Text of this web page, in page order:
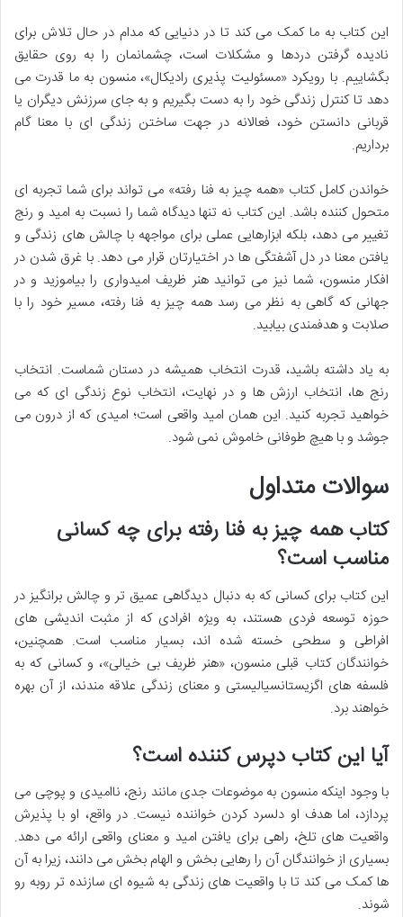
این کتاب به ما کمک می کند تا در دنیایی که مدام در حال تلاش برای
نادیده گرفتن دردها و مشکلات است، چشمانمان را به روی حقایق
بگشاییم. با رویکرد «مسئولیت پذیری رادیکال»، منسون به ما قدرت می
دهد تا کنترل زندگی خود را به دست بگیریم و به جای سرزنش دیگران یا
قربانی دانستن خود، فعالانه در جهت ساختن زندگی ای با معنا گام
برداریم.
خواندن کامل کتاب «همه چیز به فنا رفته» می تواند برای شما تجربه ای
متحول کننده باشد. این کتاب نه تنها دیدگاه شما را نسبت به امید و رنج
تغییر می دهد، بلکه ابزارهایی عملی برای مواجهه با چالش های زندگی و
یافتن معنا در دل آشفتگی ها در اختیارتان قرار می دهد. با غرق شدن در
افکار منسون، شما نیز می توانید هنر ظریف امیدواری را بیاموزید و در
جهانی که گاهی به نظر می رسد همه چیز به فنا رفته، مسیر خود را با
صلابت و هدفمندی بیابید.
به یاد داشته باشید، قدرت انتخاب همیشه در دستان شماست. انتخاب
رنج ها، انتخاب ارزش ها و در نهایت، انتخاب نوع زندگی ای که می
خواهید تجربه کنید. این همان امید واقعی است؛ امیدی که از درون می
جوشد و با هیچ طوفانی خاموش نمی شود.
سوالات متداول
کتاب همه چیز به فنا رفته برای چه کسانی
مناسب است؟
این کتاب برای کسانی که به دنبال دیدگاهی عمیق تر و چالش برانگیز در
حوزه توسعه فردی هستند، به ویژه افرادی که از مثبت اندیشی های
افراطی و سطحی خسته شده اند، بسیار مناسب است. همچنین،
خوانندگان کتاب قبلی منسون، «هنر ظریف بی خیالی»، و کسانی که به
فلسفه های اگزیستانسیالیستی و معنای زندگی علاقه مندند، از آن بهره
خواهند برد.
آیا این کتاب دپرس کننده است؟
با وجود اینکه منسون به موضوعات جدی مانند رنج، ناامیدی و پوچی می
پردازد، اما هدف او دلسرد کردن خواننده نیست. در واقع، او با پذیرش
واقعیت های تلخ، راهی برای یافتن امید و معنای واقعی ارائه می دهد.
بسیاری از خوانندگان آن را رهایی بخش و الهام بخش می دانند، زیرا به آن
ها کمک می کند تا با واقعیت های زندگی به شیوه ای سازنده تر روبه رو
شوند.